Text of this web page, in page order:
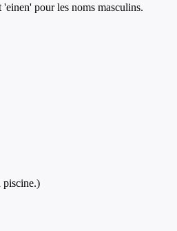
pour les noms masculins.
piscine.)